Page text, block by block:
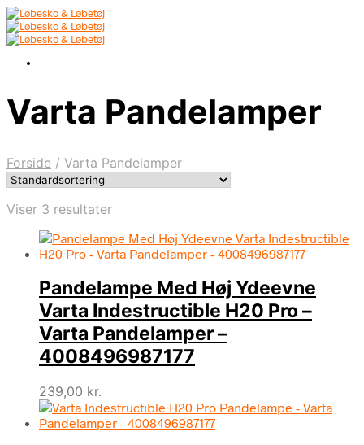
Varta Pandelamper
Forside / Varta Pandelamper
Viser 3 resultater
Pandelampe Med Høj Ydeevne
Varta Indestructible H20 Pro –
Varta Pandelamper –
4008496987177
239,00 kr.